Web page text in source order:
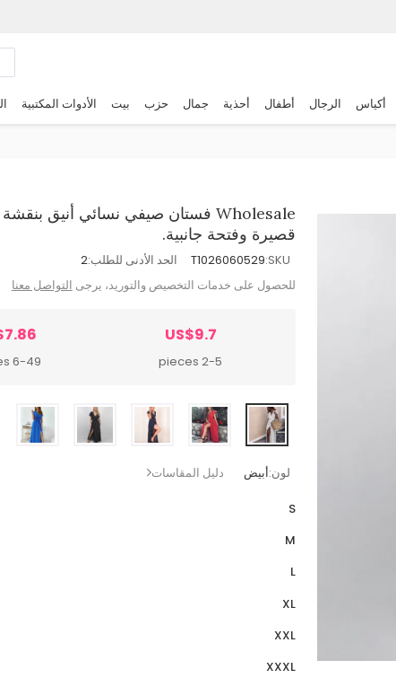
أكياس الرجال أطفال أحذية جمال حزب بيت الأدوات المكتبية
قصيرة وفتحة جانبية.
SKU:
T1026060529 الحد الأدنى للطلب:2
للحصول على خدمات التخصيص والتوريد، يرجى التواصل معنا
US$9.7
2-5 pieces
6-49 pieces
لون:أبيض دليل المقاسات
S
M
L
XL
XXL
XXXL